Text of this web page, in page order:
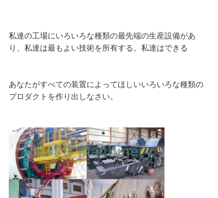
私達の工場にいろいろな種類の最先端の生産設備があ
り、 私達は最もよい技術を所有する。私達はできる
あなたがすべての装置によってほしいいろいろな種類の
プロダクトを作り出しなさい。